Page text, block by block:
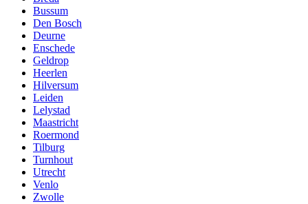
Bussum
Den Bosch
Deurne
Enschede
Geldrop
Heerlen
Hilversum
Leiden
Lelystad
Maastricht
Roermond
Tilburg
Turnhout
Utrecht
Venlo
Zwolle